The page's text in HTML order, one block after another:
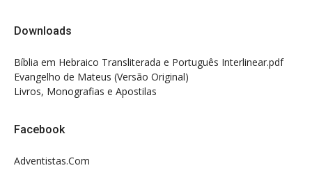
Downloads
Bíblia em Hebraico Transliterada e Português Interlinear.pdf
Evangelho de Mateus (Versão Original)
Livros, Monografias e Apostilas
Facebook
Adventistas.Com